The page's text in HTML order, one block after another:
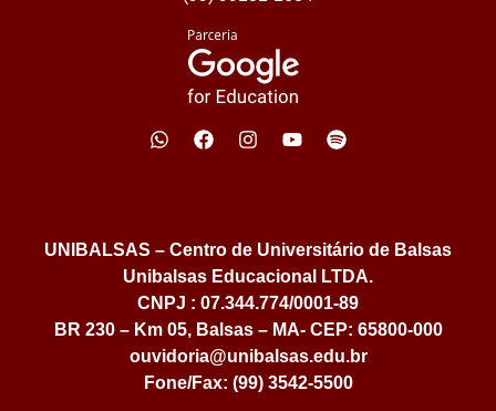
UNIBALSAS – Centro de Universitário de Balsas
Unibalsas Educacional LTDA.
CNPJ : 07.344.774/0001-89
BR 230 – Km 05, Balsas – MA- CEP: 65800-000
ouvidoria@unibalsas.edu.br
Fone/Fax: (99) 3542-5500